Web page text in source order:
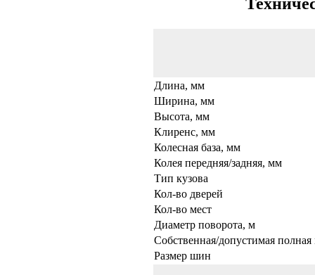
Длина, мм
Ширина, мм
Высота, мм
Клиренс, мм
Колесная база, мм
Колея передняя/задняя, мм
Тип кузова
Кол-во дверей
Кол-во мест
Диаметр поворота, м
Собственная/допустимая полная
Размер шин